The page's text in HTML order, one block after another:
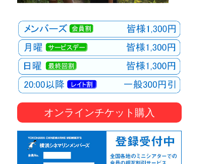
オンラインチケット購入